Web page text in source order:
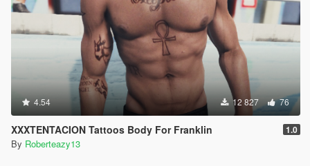
4.54 12 827 76
XXXTENTACION Tattoos Body For Franklin 1.0
By Roberteazy13